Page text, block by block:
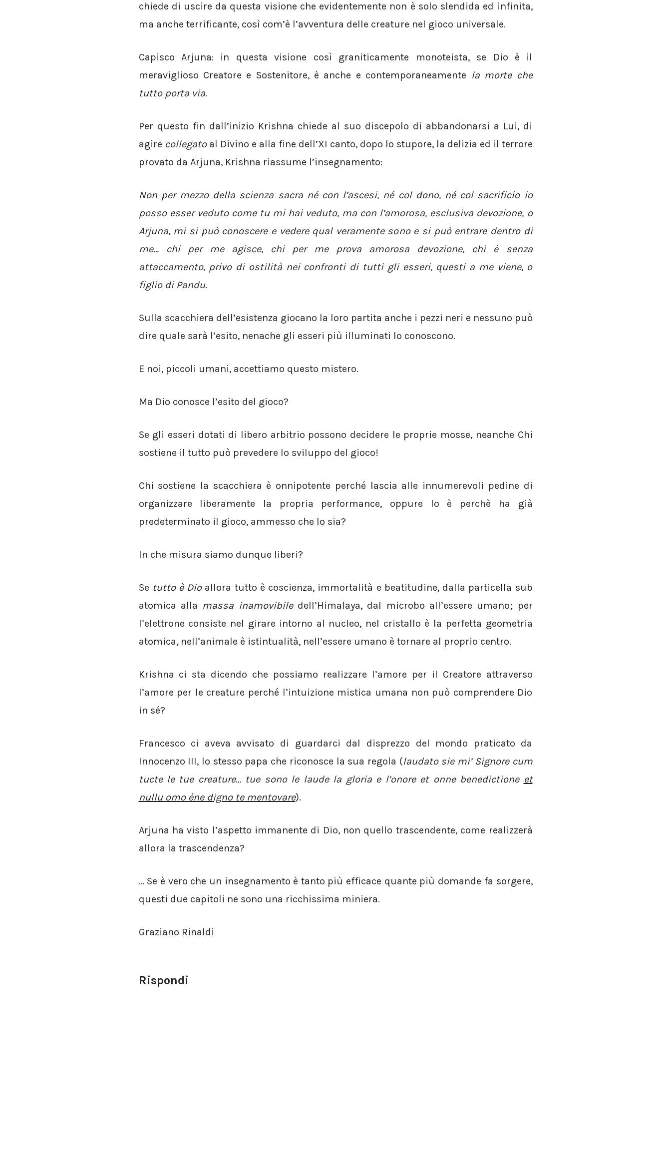
chiede di uscire da questa visione che evidentemente non è solo slendida ed infinita,
ma anche terrificante, così com’è l’avventura delle creature nel gioco universale.
Capisco Arjuna: in questa visione così graniticamente monoteista, se Dio è il
meraviglioso Creatore e Sostenitore, è anche e contemporaneamente la morte che
tutto porta via.
Per questo fin dall’inizio Krishna chiede al suo discepolo di abbandonarsi a Lui, di
agire collegatoal Divino e alla fine dell’XI canto, dopo lo stupore, la delizia ed il terrore
provato da Arjuna, Krishna riassume l’insegnamento:
Non per mezzo della scienza sacra né con l’ascesi, né col dono, né col sacrificio io
posso esser veduto come tu mi hai veduto, ma con l’amorosa, esclusiva devozione, o
Arjuna, mi si può conoscere e vedere qual veramente sono e si può entrare dentro di
me… chi per me agisce, chi per me prova amorosa devozione, chi è senza
attaccamento, privo di ostilità nei confronti di tutti gli esseri, questi a me viene, o
figlio di Pandu.
Sulla scacchiera dell’esistenza giocano la loro partita anche i pezzi neri e nessuno può
dire quale sarà l’esito, nenache gli esseri più illuminati lo conoscono.
E noi, piccoli umani, accettiamo questo mistero.
Ma Dio conosce l’esito del gioco?
Se gli esseri dotati di libero arbitrio possono decidere le proprie mosse, neanche Chi
sostiene il tutto può prevedere lo sviluppo del gioco!
Chi sostiene la scacchiera è onnipotente perché lascia alle innumerevoli pedine di
organizzare liberamente la propria performance, oppure lo è perchè ha già
predeterminato il gioco, ammesso che lo sia?
In che misura siamo dunque liberi?
Se tutto è Dioallora tutto è coscienza, immortalità e beatitudine, dalla particella sub
atomica alla massa inamovibile dell’Himalaya, dal microbo all’essere umano; per
l’elettrone consiste nel girare intorno al nucleo, nel cristallo è la perfetta geometria
atomica, nell’animale è istintualità, nell’essere umano è tornare al proprio centro.
Krishna ci sta dicendo che possiamo realizzare l’amore per il Creatore attraverso
l’amore per le creature perché l’intuizione mistica umana non può comprendere Dio
in sé?
Francesco ci aveva avvisato di guardarci dal disprezzo del mondo praticato da
Innocenzo III, lo stesso papa che riconosce la sua regola (laudato sie mi’ Signore cum
tucte le tue creature… tue sono le laude la gloria e l’onore et onne benedictione et
nullu omo ène digno te mentovare).
Arjuna ha visto l’aspetto immanente di Dio, non quello trascendente, come realizzerà
allora la trascendenza?
… Se è vero che un insegnamento è tanto più efficace quante più domande fa sorgere,
questi due capitoli ne sono una ricchissima miniera.
Graziano Rinaldi
Rispondi